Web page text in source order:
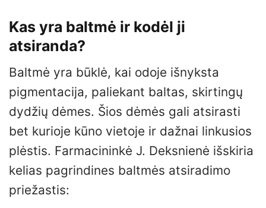
Kas yra baltmė ir kodėl ji
atsiranda?
Baltmė yra būklė, kai odoje išnyksta
pigmentacija, paliekant baltas, skirtingų
dydžių dėmes. Šios dėmės gali atsirasti
bet kurioje kūno vietoje ir dažnai linkusios
plėstis. Farmacininkė J. Deksnienė išskiria
kelias pagrindines baltmės atsiradimo
priežastis: